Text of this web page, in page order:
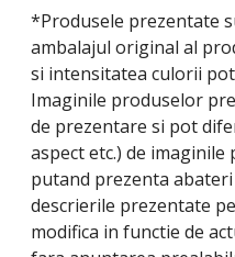
*Produsele prezentate
ambalajul original al
si intensitatea culorii
Imaginile produselor
de prezentare si pot
aspect etc.) de
putand prezenta
descrierile prezentate
modifica in functie de